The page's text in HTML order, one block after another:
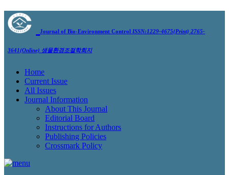
Journal of Bio-Environment Control ISSN:1229-4675(Print) 2765-
3641(Online) 생물환경조절학회지
Home
Current Issue
All Issues
Journal Information
About This Journal
Editorial Board
Instructions for Authors
Publishing Policies
Crossmark Policy